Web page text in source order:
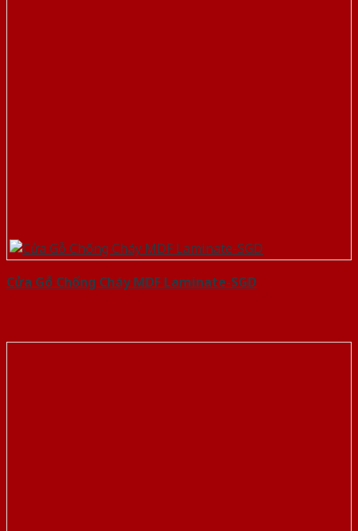
Cửa Gỗ Chống Cháy MDF Laminate-SGD